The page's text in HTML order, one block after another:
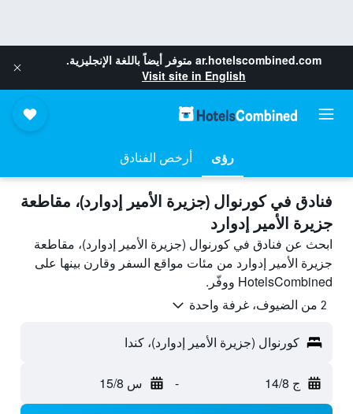
ar.hotelscombined.com متوفر أيضاً باللغة الإنجليزية.
Visit site in English
رؤى أرخص الفنادق
فنادق في كورنوال (جزيرة الأمير إدوارد)، مقاطعة
جزيرة الأمير إدوارد
ابحث عن فنادق في كورنوال (جزيرة الأمير إدوارد)، مقاطعة
جزيرة الأمير إدوارد من مئات مواقع السفر وقارن بينها على
HotelsCombined ووفّر.
2 من الضيوف، غرفة واحدة
كورنوال (جزيرة الأمير إدوارد)، كندا
ج 14/8 - س 15/8